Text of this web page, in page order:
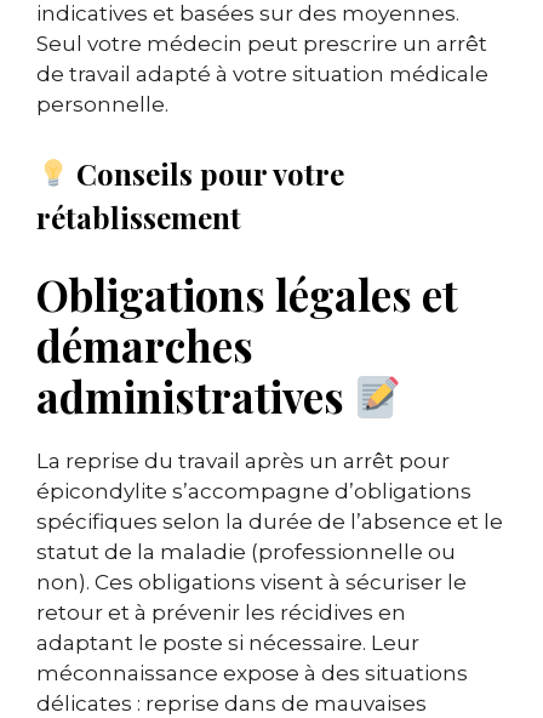
indicatives et basées sur des moyennes.
Seul votre médecin peut prescrire un arrêt
de travail adapté à votre situation médicale
personnelle.
Conseils pour votre
rétablissement
Obligations légales et
démarches
administratives
La reprise du travail après un arrêt pour
épicondylite s’accompagne d’obligations
spécifiques selon la durée de l’absence et le
statut de la maladie (professionnelle ou
non). Ces obligations visent à sécuriser le
retour et à prévenir les récidives en
adaptant le poste si nécessaire. Leur
méconnaissance expose à des situations
délicates : reprise dans de mauvaises